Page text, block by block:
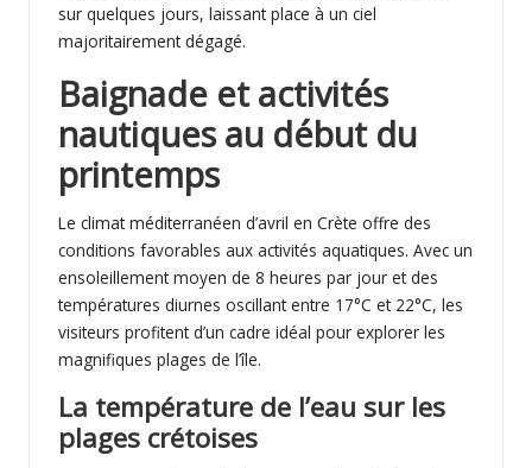
sur quelques jours, laissant place à un ciel
majoritairement dégagé.
Baignade et activités
nautiques au début du
printemps
Le climat méditerranéen d’avril en Crète offre des
conditions favorables aux activités aquatiques. Avec un
ensoleillement moyen de 8 heures par jour et des
températures diurnes oscillant entre 17°C et 22°C, les
visiteurs profitent d’un cadre idéal pour explorer les
magnifiques plages de l’île.
La température de l’eau sur les
plages crétoises